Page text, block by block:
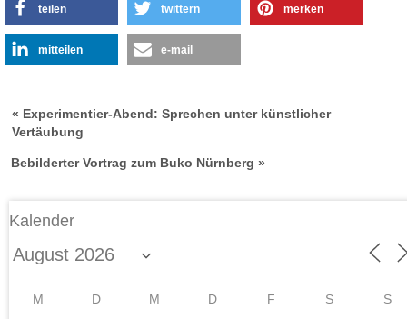
teilen twittern merken
mitteilen e-mail
« Experimentier-Abend: Sprechen unter künstlicher
Vertäubung
Bebilderter Vortrag zum Buko Nürnberg »
Kalender
M D M D F S S